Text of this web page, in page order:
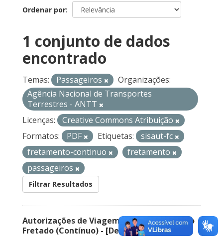
Ordenar por
1 conjunto de dados
encontrado
Temas: Passageiros
Organizações:
Agência Nacional de Transportes
Terrestres - ANTT
Licenças:
Creative Commons Atribuição
Formatos:
PDF Etiquetas:
sisaut-fc
fretamento-continuo
fretamento
passageiros
Filtrar Resultados
Autorizações de Viagem Nacional – Serviço
Fretado (Contínuo) - [Descontinuado]